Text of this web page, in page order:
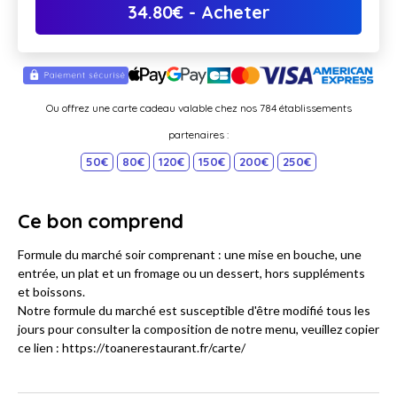
34.80€- Acheter
Ou offrez une carte cadeau valable chez nos 784 établissements
partenaires :
50€ 80€ 120€ 150€ 200€ 250€
Ce bon comprend
Formule du marché soir comprenant : une mise en bouche, une
entrée, un plat et un fromage ou un dessert, hors suppléments
et boissons.
Notre formule du marché est susceptible d'être modifié tous les
jours pour consulter la composition de notre menu, veuillez copier
ce lien : https://toanerestaurant.fr/carte/